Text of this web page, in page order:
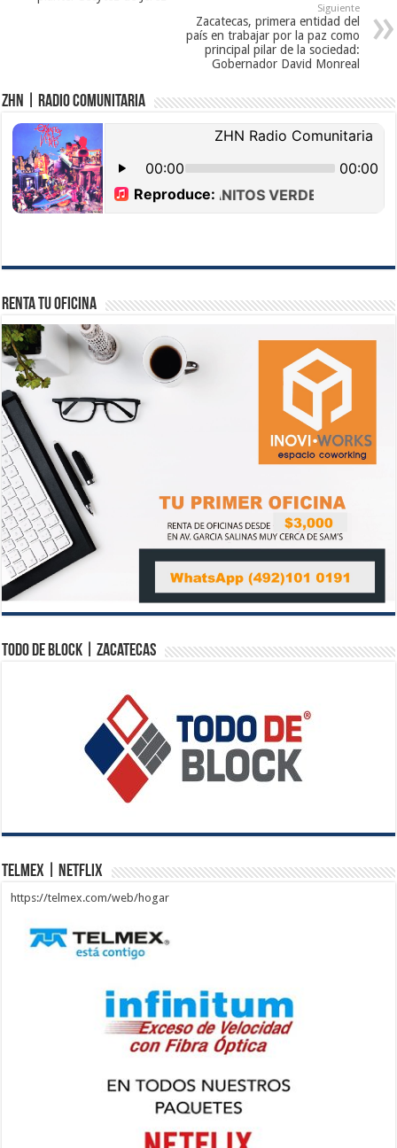
Siguiente
Zacatecas, primera entidad del
país en trabajar por la paz como
principal pilar de la sociedad:
Gobernador David Monreal
ZHN | Radio Comunitaria
Renta tu Oficina
Todo de Block | Zacatecas
Telmex | Netflix
https://telmex.com/web/hogar